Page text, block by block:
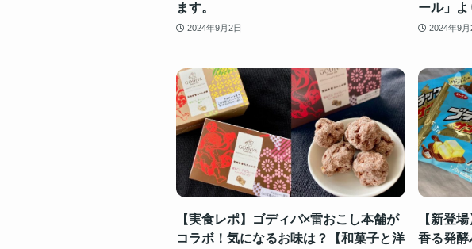
ます。
2024年9月2日
ール」よ
2024年9月
【実食レポ】ゴディバ×雷おこし本舗が
コラボ！気になるお味は？【和菓子と洋
【新登
香る発酵